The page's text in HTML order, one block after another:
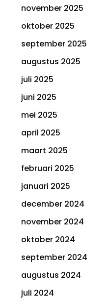
november 2025
oktober 2025
september 2025
augustus 2025
juli 2025
juni 2025
mei 2025
april 2025
maart 2025
februari 2025
januari 2025
december 2024
november 2024
oktober 2024
september 2024
augustus 2024
juli 2024